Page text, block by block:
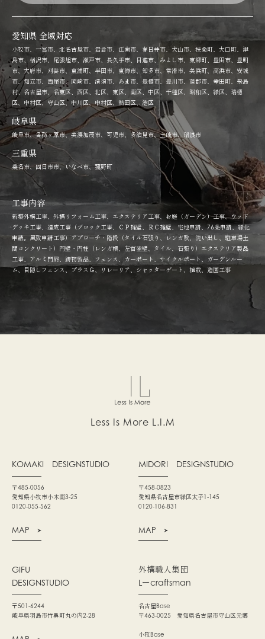
愛知県 全域対応
小牧市、一宮市、北名古屋市、岩倉市、江南市、春日井市、犬山市、扶桑町、大口町、津
島市、稲沢市、尾張旭市、瀬戸市、長久手市、日進市、みよし市、東郷町、豊田市、豊明
市、大府市、刈谷市、東浦町、半田市、東海市、知多市、常滑市、美浜町、高浜市、安城
市、知立市、西尾市、岡崎市、清須市、あま市、豊橋市、豊川市、蒲郡市、幸田町、飛島
村、名古屋市、名東区、西区、北区、東区、南区、中区、千種区、昭和区、緑区、瑞穂
区、中村区、守山区、中川区、中村区、熱田区、港区
岐阜県
岐阜市、各務ヶ原市、美濃加茂市、可児市、多治見市、土岐市、瑞浪市
三重県
桑名市、四日市市、いなべ市、菰野町
工事内容
新築外構工事、外構リフォーム工事、エクステリア工事、お庭（ガーデン）工事、ウッド
デッキ工事、造成工事（ブロック工事、ＣＰ擁壁、ＲＣ擁壁、宅地申請、76条申請、緑化
申請。風致申請工事）アプローチ・階段（タイル石張り、レンガ敷、洗い出し、駐車場土
間コンクリート）門壁・門柱（レンガ積、左官塗壁、タイル、石張り）エクステリア製品
工事、アルミ門扉、鋳物製品、フェンス、カーポート、サイクルポート、ガーデンルー
ム、目隠しフェンス、プラスＧ、リレーリア、シャッターゲート、植栽、造園工事
Less Is More L.I.M
KOMAKI DESIGNSTUDIO
〒485-0056
愛知県小牧市小木南3-25
0120-055-562
MAP
MIDORI DESIGNSTUDIO
〒458-0823
愛知県名古屋市緑区太子1-145
0120-106-831
MAP
GIFU
DESIGNSTUDIO
〒501-6244
岐阜県羽島市竹鼻町丸の内2-28
外構職人集団
Lーcraftsman
名古屋Base
〒463-0025 愛知県名古屋市守山区元郷
小牧Base